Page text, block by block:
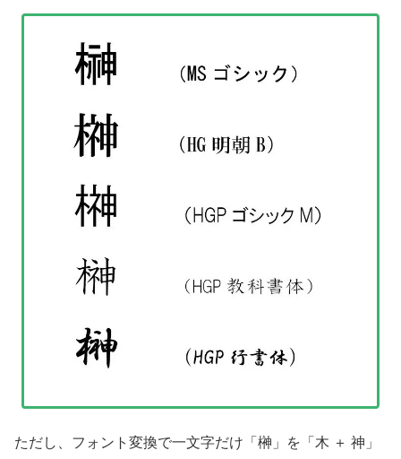
ただし、フォント変換で一文字だけ「榊」を「木 ＋ 神」